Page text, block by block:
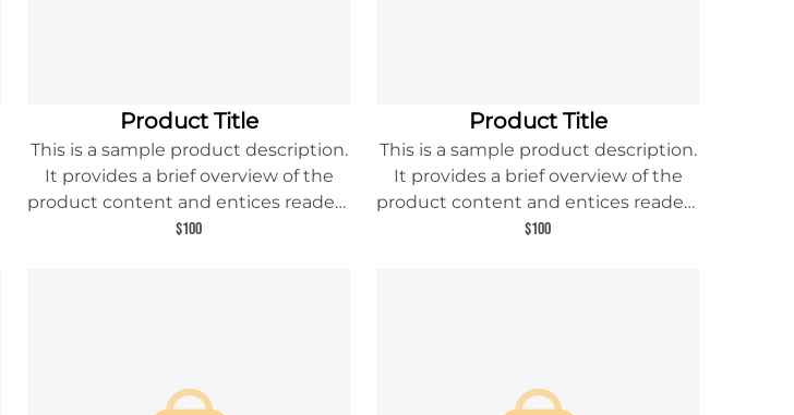
Product Title
This is a sample product description.
It provides a brief overview of the
product content and entices readers
to learn more about this product.
$100
Product Title
This is a sample product description.
It provides a brief overview of the
product content and entices readers
to learn more about this product.
$100